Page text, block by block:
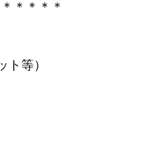
＊＊＊＊
等）